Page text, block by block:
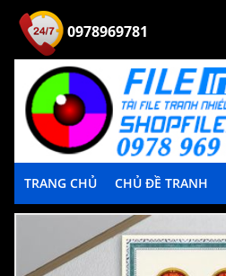
0978969781
TRANG CHỦ CHỦ ĐỀ TRANH